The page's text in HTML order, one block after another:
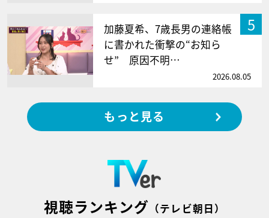
5
加藤夏希、7歳長男の連絡帳
に書かれた衝撃の“お知ら
せ” 原因不明…
2026.08.05
もっと見る
視聴ランキング （テレビ朝日）